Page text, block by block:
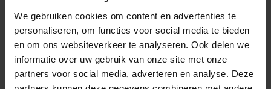
We gebruiken cookies om content en advertenties te
personaliseren, om functies voor social media te bieden
en om ons websiteverkeer te analyseren. Ook delen we
informatie over uw gebruik van onze site met onze
partners voor social media, adverteren en analyse. Deze
Tower Living Eetkamerbank
Ferro - Diverse afmetingen en
kleuren
€549,00